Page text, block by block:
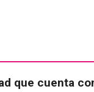
que cuenta